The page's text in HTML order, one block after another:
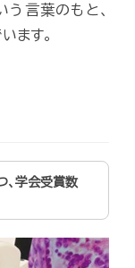
言葉のもと、
ます。
学会受賞数